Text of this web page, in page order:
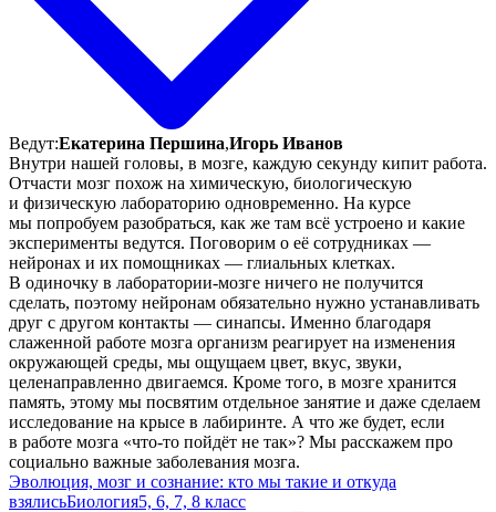
Ведут:Екатерина Першина,Игорь Иванов
Внутри нашей головы, в мозге, каждую секунду кипит работа.
Отчасти мозг похож на химическую, биологическую
и физическую лабораторию одновременно. На курсе
мы попробуем разобраться, как же там всё устроено и какие
эксперименты ведутся. Поговорим о её сотрудниках —
нейронах и их помощниках — глиальных клетках.
В одиночку в лаборатории-мозге ничего не получится
сделать, поэтому нейронам обязательно нужно устанавливать
друг с другом контакты — синапсы. Именно благодаря
слаженной работе мозга организм реагирует на изменения
окружающей среды, мы ощущаем цвет, вкус, звуки,
целенаправленно двигаемся. Кроме того, в мозге хранится
память, этому мы посвятим отдельное занятие и даже сделаем
исследование на крысе в лабиринте. А что же будет, если
в работе мозга «что-то пойдёт не так»? Мы расскажем про
социально важные заболевания мозга.
Эволюция, мозг и сознание: кто мы такие и откуда
взялисьБиология5, 6, 7, 8 класс